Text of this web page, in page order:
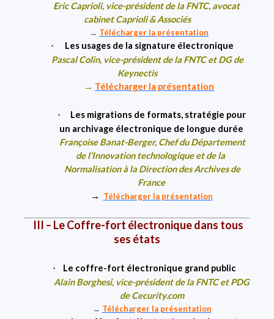
Eric Caprioli, vice-président de la FNTC, avocat
cabinet Caprioli & Associés
→ Télécharger la présentation
·
Les usages de la signature électronique
Pascal Colin, vice-président de la FNTC et DG de
Keynectis
→ Télécharger la présentation
·
Les migrations de formats, stratégie pour
un archivage électronique de longue durée
Françoise Banat-Berger, Chef du Département
de l’Innovation technologique et de la
Normalisation à la Direction des Archives de
France
→
Télécharger la présentation
III – Le Coffre-fort électronique dans tous
ses états
·
Le coffre-fort électronique grand public
Alain Borghesi, vice-président de la FNTC et PDG
de Cecurity.com
→ Télécharger la présentation